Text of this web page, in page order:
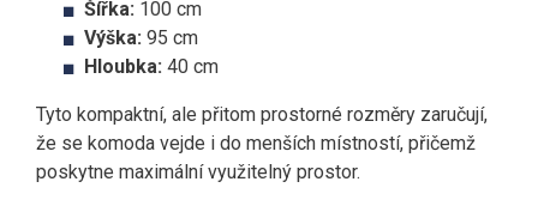
Šířka: 100 cm
Výška: 95 cm
Hloubka: 40 cm
Tyto kompaktní, ale přitom prostorné rozměry zaručují,
že se komoda vejde i do menších místností, přičemž
poskytne maximální využitelný prostor.